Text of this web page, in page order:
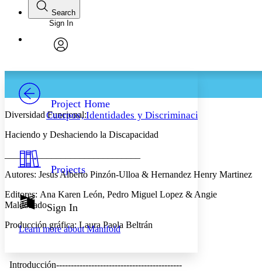
Annotations
Others
Your highlights
Resources
Show all
Show all
Font
Font style
Decrease font size Increase font size
Decrease font size Increase font size
Color Scheme
Annotation contrast
Low
abc High
Search
Enter search criteria
Search within:
TEXT
Sign In
Project Home
Cuerpos, Identidades y Discriminación
Projects
Sign In
Learn more aboutManifold
Diversidad Funcional:
Haciendo y Deshaciendo la Discapacidad
_____________________________
Autores: Jesús Alberto Pinzón-Ulloa & Hernandez Henry Martinez
Editores: Ana Karen León, Pedro Miguel Lopez & Angie
Maldonado
Producción gráfica: Laura Paola Beltrán
Introducción-------------------------------------------